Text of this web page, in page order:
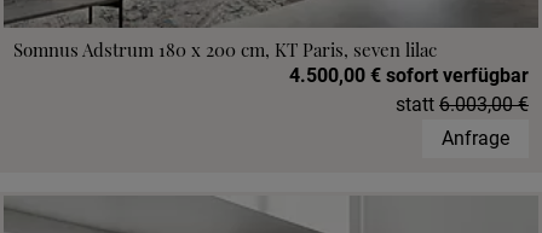
Somnus Adstrum 180 x 200 cm, KT Paris, seven lilac
4.500,00 € sofort verfügbar
statt 6.003,00 €
Anfrage